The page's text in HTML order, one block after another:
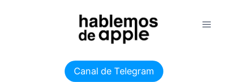
Canal de Telegram